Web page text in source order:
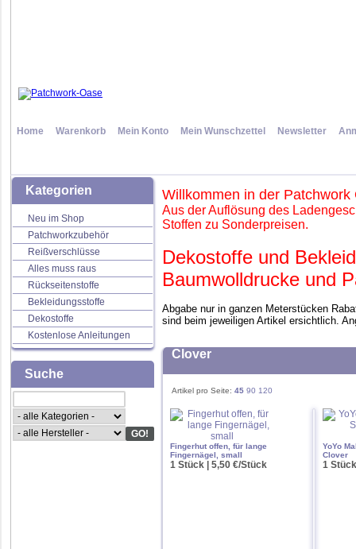
Home Warenkorb Mein Konto Mein Wunschzettel Newsletter
Kategorien
Neu im Shop
Patchworkzubehör
Reißverschlüsse
Alles muss raus
Rückseitenstoffe
Bekleidungsstoffe
Dekostoffe
Kostenlose Anleitungen
Suche
Willkommen in der Patchwork
Aus der Auflösung des
Stoffen zu Sonderpreisen.
Dekostoffe und
Baumwolldrucke und
Abgabe nur in ganzen Meterstücken
sind beim jeweiligen Artikel ersichtlich.
Clover
Artikel pro Seite: 45 90 120
Fingerhut offen, für lange
Fingernägel, small
1 Stück | 5,50 €/Stück
YoYo
Clover
1